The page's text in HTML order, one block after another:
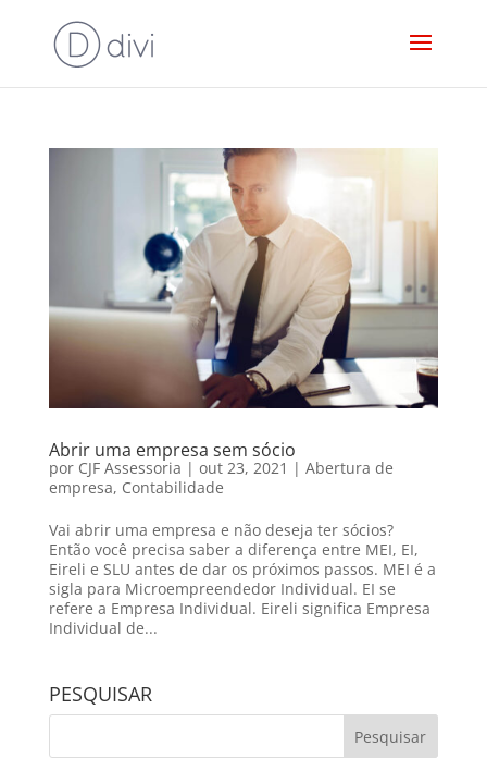
Abrir uma empresa sem sócio
por CJF Assessoria | out 23, 2021 | Abertura de
empresa, Contabilidade
Vai abrir uma empresa e não deseja ter sócios?
Então você precisa saber a diferença entre MEI, EI,
Eireli e SLU antes de dar os próximos passos. MEI é a
sigla para Microempreendedor Individual. EI se
refere a Empresa Individual. Eireli significa Empresa
Individual de...
PESQUISAR